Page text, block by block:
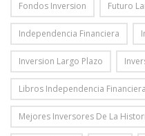
Fondos Inversion Futuro
Independencia Financiera
Inversion Largo Plazo
Libros Independencia Financiera
Mejores Inversores De La